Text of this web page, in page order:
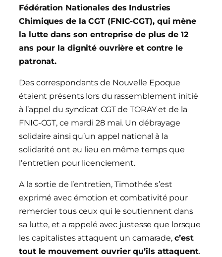
Fédération Nationales des Industries
Chimiques de la CGT (FNIC-CGT), qui mène
la lutte dans son entreprise de plus de 12
ans pour la dignité ouvrière et contre le
patronat.
Des correspondants de Nouvelle Epoque
étaient présents lors du rassemblement initié
à l’appel du syndicat CGT de TORAY et de la
FNIC-CGT, ce mardi 28 mai. Un débrayage
solidaire ainsi qu’un appel national à la
solidarité ont eu lieu en même temps que
l’entretien pour licenciement.
A la sortie de l’entretien, Timothée s’est
exprimé avec émotion et combativité pour
remercier tous ceux qui le soutiennent dans
sa lutte, et a rappelé avec justesse que lorsque
les capitalistes attaquent un camarade, c’est
tout le mouvement ouvrier qu’ils attaquent.